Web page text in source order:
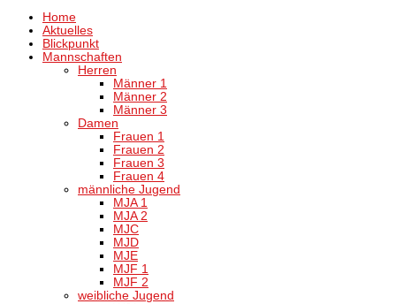
Home
Aktuelles
Blickpunkt
Mannschaften
Herren
Männer 1
Männer 2
Männer 3
Damen
Frauen 1
Frauen 2
Frauen 3
Frauen 4
männliche Jugend
MJA 1
MJA 2
MJC
MJD
MJE
MJF 1
MJF 2
weibliche Jugend